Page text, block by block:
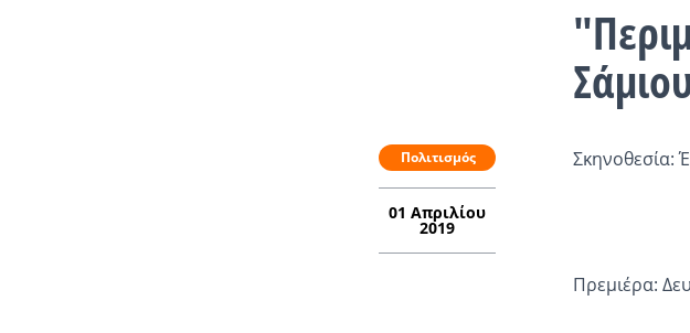
Πολιτισμός
01 Απριλίου
2019
Σκηνοθεσία:
Πρεμιέρα: